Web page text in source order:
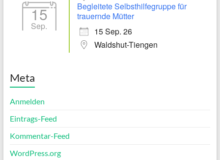
15
Sep.
Begleitete Selbsthilfegruppe für
trauernde Mütter
15 Sep. 26
Waldshut-Tiengen
Meta
Anmelden
Eintrags-Feed
Kommentar-Feed
WordPress.org